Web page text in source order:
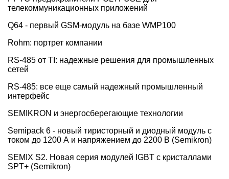
телекоммуникационных приложений
Q64 - первый GSM-модуль на базе WMP100
Rohm: портрет компании
RS-485 от TI: надежные решения для промышленных
сетей
RS-485: все еще самый надежный промышленный
интерфейс
SEMIKRON и энергосберегающие технологии
Semipack 6 - новый тиристорный и диодный модуль с
током до 1200 А и напряжением до 2200 В (Semikron)
SEMIX S2. Новая серия модулей IGBT с кристаллами
SPT+ (Semikron)